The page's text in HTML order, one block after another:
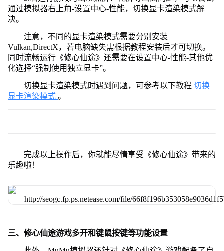
通过模拟器右上角-设置中心-性能，切换显卡渲染模式解
决。
注意，不同的显卡渲染模式需要分别安装
Vulkan,DirectX，若电脑缺失需根据教程安装后才可切换。
同时流畅运行《修心仙途》还需要在设置中心-性能-其他优
化选择“强制使用独立显卡”。
切换显卡渲染模式时遇到问题，可参考以下教程 切换
显卡渲染模式 。
完成以上操作后，你就能尽情享受《修心仙途》带来的
乐趣啦！
三、修心仙途游戏多开和键鼠按键等功能设置